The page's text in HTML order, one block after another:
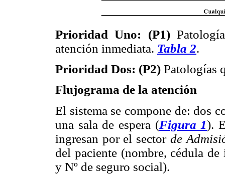
Prioridad Uno: (P1)
atención inmediata. Tabla 2.
Prioridad Dos: (P2) Patologías
Flujograma de la atención
El sistema se compone de: dos
una sala de espera (Figura 1).
ingresan por el sector de
del paciente (nombre, cédula
y Nº de seguro social).